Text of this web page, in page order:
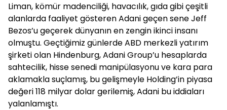
Liman, kömür madenciliği, havacılık, gıda gibi çeşitli
alanlarda faaliyet gösteren Adani geçen sene Jeff
Bezos’u geçerek dünyanın en zengin ikinci insanı
olmuştu. Geçtiğimiz günlerde ABD merkezli yatırım
şirketi olan Hindenburg, Adani Group’u hesaplarda
sahtecilik, hisse senedi manipülasyonu ve kara para
aklamakla suçlamış, bu gelişmeyle Holding’in piyasa
değeri 118 milyar dolar gerilemiş, Adani bu iddiaları
yalanlamıştı.